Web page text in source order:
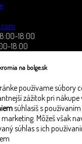
18:00
18:00
na bolge.sk
používame súbory
zážitok pri nákupe
súhlasíš s
Môžeš však
súhlas s ich